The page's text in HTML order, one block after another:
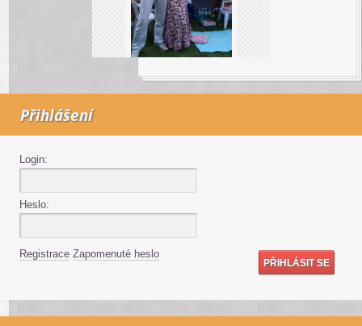
Přihlášení
Login:
Heslo:
Registrace Zapomenuté heslo